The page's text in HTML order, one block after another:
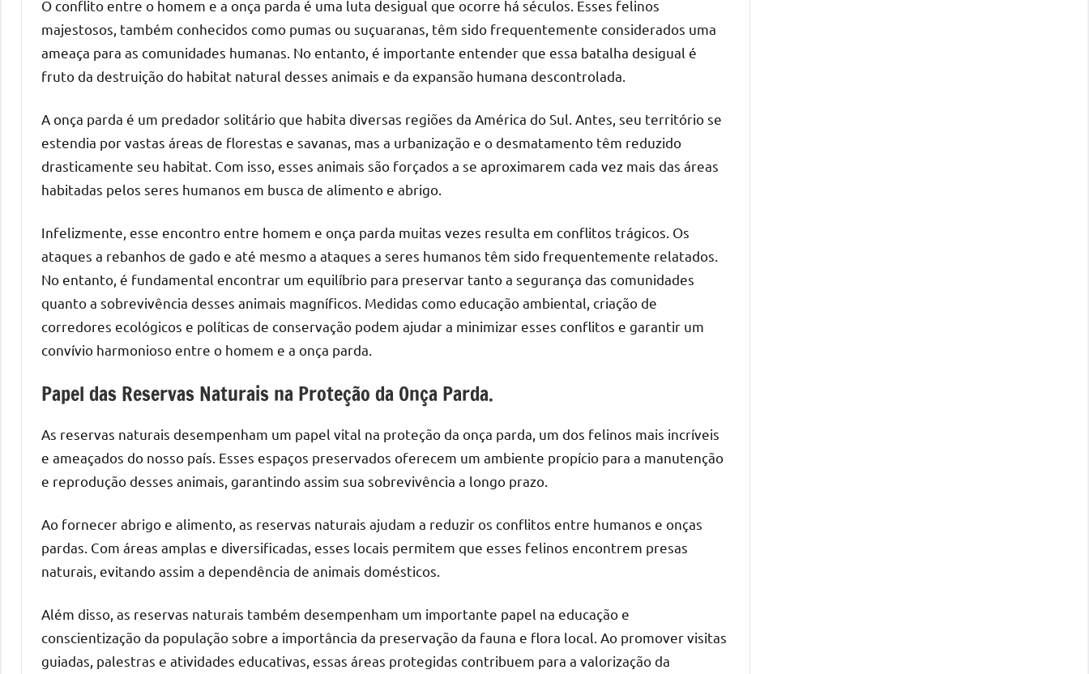
O conflito entre o homem e a onça parda é uma luta desigual que ocorre há séculos. Esses felinos
majestosos, também conhecidos como pumas ou suçuaranas, têm sido frequentemente considerados uma
ameaça para as comunidades humanas. No entanto, é importante entender que essa batalha desigual é
fruto da destruição do habitat natural desses animais e da expansão humana descontrolada.
A onça parda é um predador solitário que habita diversas regiões da América do Sul. Antes, seu território se
estendia por vastas áreas de florestas e savanas, mas a urbanização e o desmatamento têm reduzido
drasticamente seu habitat. Com isso, esses animais são forçados a se aproximarem cada vez mais das áreas
habitadas pelos seres humanos em busca de alimento e abrigo.
Infelizmente, esse encontro entre homem e onça parda muitas vezes resulta em conflitos trágicos. Os
ataques a rebanhos de gado e até mesmo a ataques a seres humanos têm sido frequentemente relatados.
No entanto, é fundamental encontrar um equilíbrio para preservar tanto a segurança das comunidades
quanto a sobrevivência desses animais magníficos. Medidas como educação ambiental, criação de
corredores ecológicos e políticas de conservação podem ajudar a minimizar esses conflitos e garantir um
convívio harmonioso entre o homem e a onça parda.
Papel das Reservas Naturais na Proteção da Onça Parda.
As reservas naturais desempenham um papel vital na proteção da onça parda, um dos felinos mais incríveis
e ameaçados do nosso país. Esses espaços preservados oferecem um ambiente propício para a manutenção
e reprodução desses animais, garantindo assim sua sobrevivência a longo prazo.
Ao fornecer abrigo e alimento, as reservas naturais ajudam a reduzir os conflitos entre humanos e onças
pardas. Com áreas amplas e diversificadas, esses locais permitem que esses felinos encontrem presas
naturais, evitando assim a dependência de animais domésticos.
Além disso, as reservas naturais também desempenham um importante papel na educação e
conscientização da população sobre a importância da preservação da fauna e flora local. Ao promover visitas
guiadas, palestras e atividades educativas, essas áreas protegidas contribuem para a valorização da